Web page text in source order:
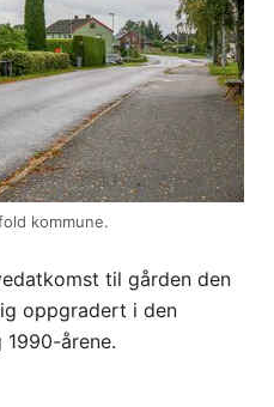
kommune.
til gården den
oppgradert i den
årene.